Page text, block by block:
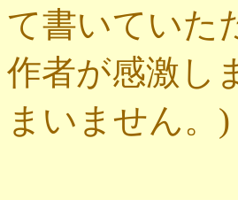
て書いていた
作者が感激し
まいません。)